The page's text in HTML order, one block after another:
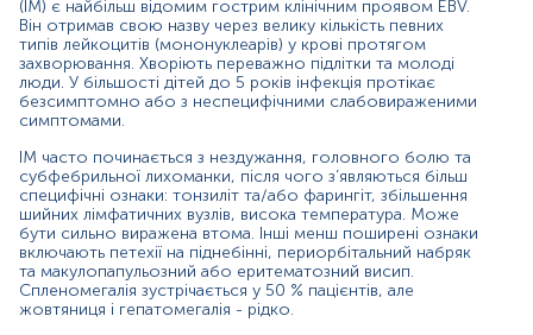
Після первинної інфекції, вірус зберігається в організмі,
однак стає латентним (неактивним) й у деяких випадках
може реактивуватися. Реактивація зазвичай протікає
безсимптомно, але тоді вірус можна виявити в слині
пацієнта.
Епштейн-Барр у біологічному матеріалі людини (кров,
слина, мазок з ротоглотки, ліквор). Перевагою ПЛР-
аналізу є швидкість отримання результатів, висока
чутливість та специфічність, що сприяє ранній
діагностиці захворювання й дозволяє виявити вірус
навіть при прихованій формі інфекції. Цей аналіз
призначений для кількісного виявлення ДНК вірусу,
тому його можна використовувати моніторингу
(ІМ) є найбільш відомим гострим клінічним проявом EBV.
Він отримав свою назву через велику кількість певних
типів лейкоцитів (мононуклеарів) у крові протягом
захворювання. Хворіють переважно підлітки та молоді
люди. У більшості дітей до 5 років інфекція протікає
безсимптомно або з неспецифічними слабовираженими
симптомами.
ІМ часто починається з нездужання, головного болю та
субфебрильної лихоманки, після чого з’являються більш
специфічні ознаки: тонзиліт та/або фарингіт, збільшення
шийних лімфатичних вузлів, висока температура. Може
бути сильно виражена втома. Інші менш поширені ознаки
включають петехії на піднебінні, периорбітальний набряк
та макулопапульозний або еритематозний висип.
Спленомегалія зустрічається у 50 % пацієнтів, але
жовтяниця і гепатомегалія - рідко.